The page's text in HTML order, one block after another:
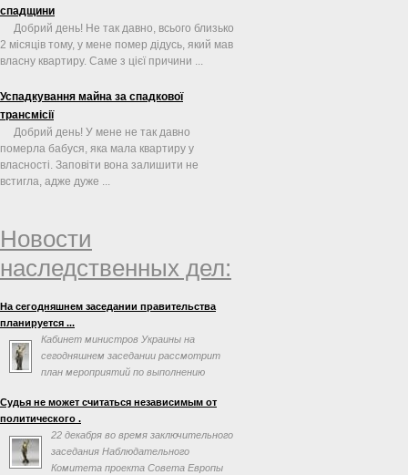
спадщини
Добрий день! Не так давно, всього близько
2 місяців тому, у мене помер дідусь, який мав
власну квартиру. Саме з цієї причини ...
Успадкування майна за спадкової
трансмісії
Добрий день! У мене не так давно
померла бабуся, яка мала квартиру у
власності. Заповіти вона залишити не
встигла, адже дуже ...
Новости
наследственных дел:
На сегодняшнем заседании правительства
планируется ...
Кабинет министров Украины на
сегодняшнем заседании рассмотрит
план мероприятий по выполнению
Евросоюзом. Об этом говорится в повестке дня
заседания на сайте правительства.
Судья не может считаться независимым от
политического .
22 декабря во время заключительного
заседания Наблюдательного
Комитета проекта Совета Европы